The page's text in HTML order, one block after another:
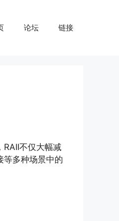
论坛 链接
RAII不仅大幅减
等多种场景中的